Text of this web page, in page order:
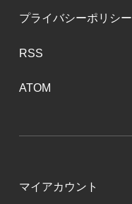
プライバシーポリシー
RSS
ATOM
マイアカウント